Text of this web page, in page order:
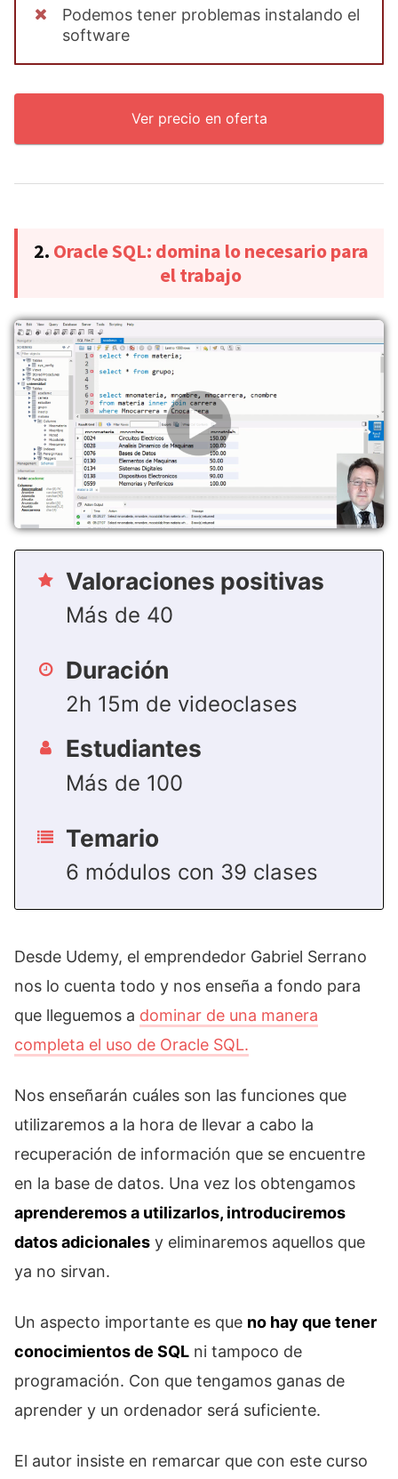
Podemos tener problemas instalando el
software
Ver precio en oferta
2. Oracle SQL: domina lo necesario para
el trabajo
Valoraciones positivas
Más de 40
Duración
2h 15m de videoclases
Estudiantes
Más de 100
Temario
6 módulos con 39 clases
Desde Udemy, el emprendedor Gabriel Serrano
nos lo cuenta todo y nos enseña a fondo para
que lleguemos a dominar de una manera
completa el uso de Oracle SQL.
Nos enseñarán cuáles son las funciones que
utilizaremos a la hora de llevar a cabo la
recuperación de información que se encuentre
en la base de datos. Una vez los obtengamos
aprenderemos a utilizarlos, introduciremos
datos adicionales y eliminaremos aquellos que
ya no sirvan.
Un aspecto importante es que no hay que tener
conocimientos de SQL ni tampoco de
programación. Con que tengamos ganas de
aprender y un ordenador será suficiente.
El autor insiste en remarcar que con este curso